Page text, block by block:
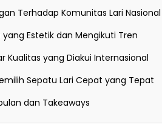
Terhadap Komunitas Lari Nasional
yang Estetik dan Mengikuti Tren
Kualitas yang Diakui Internasional
Sepatu Lari Cepat yang Tepat
dan Takeaways